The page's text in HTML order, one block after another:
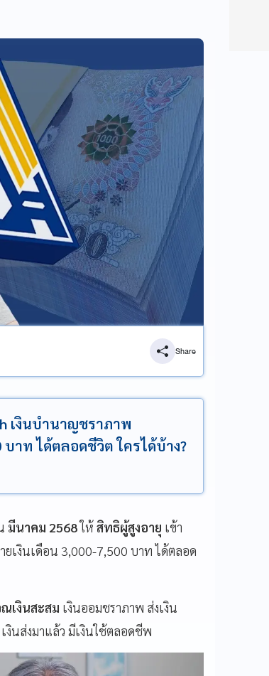
Share
เงินบำนาญชราภาพ
าท ได้ตลอดชีวิต ใครได้บ้าง?
มีนาคม 2568ให้ สิทธิผู้สูงอายุ เข้า
เงินเดือน 3,000-7,500 บาท ได้ตลอด
เงินสะสม เงินออมชราภาพ ส่งเงิน
งินส่งมาแล้ว มีเงินใช้ตลอดชีพ